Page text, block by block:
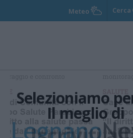
Meteo Cerca
Selezioniamo
Il meglio di